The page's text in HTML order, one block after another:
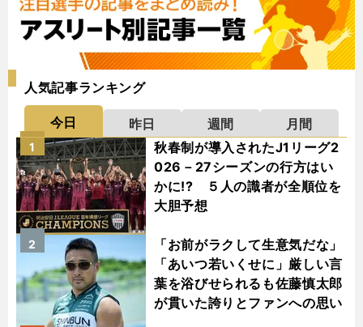
人気記事ランキング
今日 昨日 週間
月間
秋春制が導入されたJ1リーグ2
026－27シーズンの行方はい
かに!? ５人の識者が全順位を
大胆予想
1
「お前がラクして生意気だな」
「あいつ若いくせに」厳しい言
葉を浴びせられるも佐藤慎太郎
が貫いた誇りとファンへの思い
2